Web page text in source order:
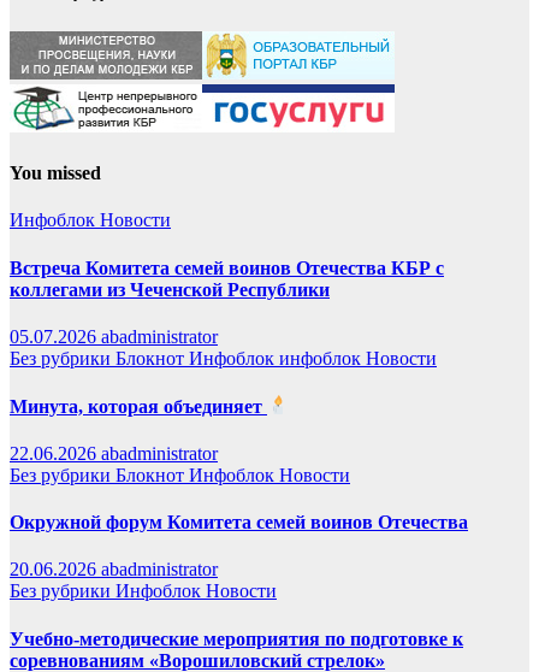
You missed
Инфоблок Новости
Встреча Комитета семей воинов Отечества КБР с
коллегами из Чеченской Республики
05.07.2026 abadministrator
Без рубрики Блокнот Инфоблок инфоблок Новости
Минута, которая объединяет
22.06.2026 abadministrator
Без рубрики Блокнот Инфоблок Новости
Окружной форум Комитета семей воинов Отечества
20.06.2026 abadministrator
Без рубрики Инфоблок Новости
Учебно-методические мероприятия по подготовке к
соревнованиям «Ворошиловский стрелок»